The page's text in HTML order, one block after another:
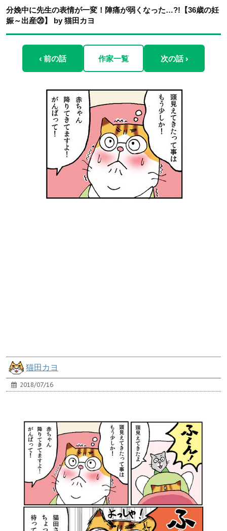
分娩中に先生の表情が一変！陣痛が弱くなった…?!【36歳の妊
娠～出産⑳】 by 猫田カヨ
‹ 前の話 作家一覧 次の話 ›
猫田カヨ
2018/07/16